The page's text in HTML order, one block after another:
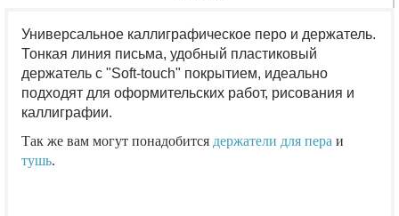
Универсальное каллиграфическое перо и держатель.
Тонкая линия письма, удобный пластиковый
держатель с "Soft-touch" покрытием, идеально
подходят для оформительских работ, рисования и
каллиграфии.
Так же вам могут понадобится держатели для пера и
тушь.